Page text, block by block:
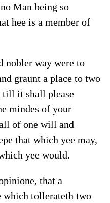
Man being so
hee is a member of
nobler way were to
graunt a place to two
till it shall please
mindes of your
of one will and
that which yee may,
yee would.
that a
which tollerateth two